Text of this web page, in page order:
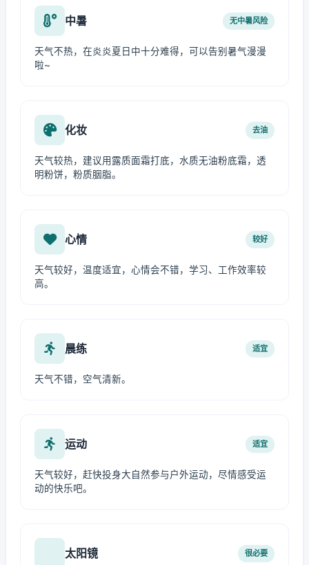
中暑 无中暑风险
天气不热，在炎炎夏日中十分难得，可以告别暑气漫漫
啦~
化妆 去油
天气较热，建议用露质面霜打底，水质无油粉底霜，透
明粉饼，粉质胭脂。
心情 较好
天气较好，温度适宜，心情会不错，学习、工作效率较
高。
晨练 适宜
天气不错，空气清新。
运动 适宜
天气较好，赶快投身大自然参与户外运动，尽情感受运
动的快乐吧。
太阳镜 很必要